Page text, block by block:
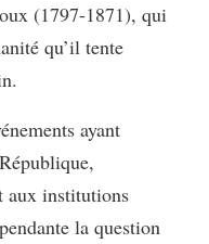
(1797-1871), qui
qu’il tente
ayant
aux institutions
la question